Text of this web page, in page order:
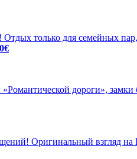
только для семейных
дороги»,
Оригинальный взгляд